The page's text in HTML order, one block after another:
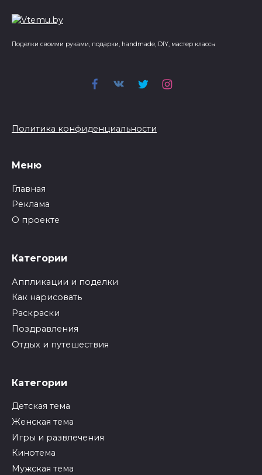
Поделки своими руками, подарки, handmade, DIY, мастер классы
Политика конфиденциальности
Меню
Главная
Реклама
О проекте
Категории
Аппликации и поделки
Как нарисовать
Раскраски
Поздравления
Отдых и путешествия
Категории
Детская тема
Женская тема
Игры и развлечения
Кинотема
Мужская тема